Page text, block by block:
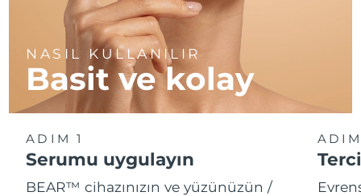
NASIL KULLANILIR
Basit ve kolay
ADIM 1
Serumu uygulayın
BEAR™ cihazınızın ve yüzünüzün /